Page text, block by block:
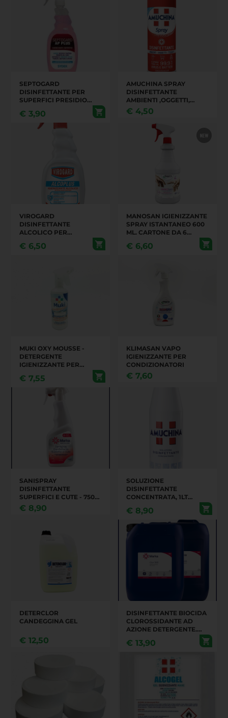
SEPTOGARD
DISINFETTANTE PER
SUPERFICI PRESIDIO
750 ML
€ 3,90
AMUCHINA SPRAY
DISINFETTANTE
AMBIENTI ,OGGETTI,
TESSUTI FLACONE DA
400 ML
€ 4,50
VIROGARD
DISINFETTANTE
ALCOLICO PER
MEDICO CHIRURGICO
€ 6,50
MANOSAN IGIENIZZANTE
SPRAY ISTANTANEO 600
ML. CARTONE DA 6
€ 6,60
MUKI OXY MOUSSE -
DETERGENTE
IGIENIZZANTE PER
€ 7,55
KLIMASAN VAPO
IGIENIZZANTE PER
CONDIZIONATORI
€ 7,60
SANISPRAY
DISINFETTANTE
SUPERFICI E CUTE - 750
ML
€ 8,90
SOLUZIONE
DISINFETTANTE
CONCENTRATA, 1LT
€ 8,90
DETERCLOR
CANDEGGINA GEL
€ 12,50
DISINFETTANTE BIOCIDA
CLOROSSIDANTE AD
AZIONE DETERGENTE.
€ 13,90